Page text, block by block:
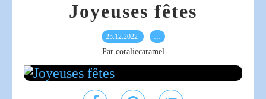
Joyeuses fêtes
25.12.2022 …
Par coraliecaramel